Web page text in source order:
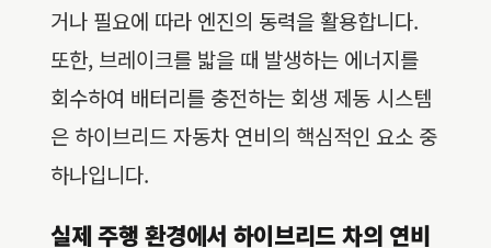
거나 필요에 따라 엔진의 동력을 활용합니다.
또한, 브레이크를 밟을 때 발생하는 에너지를
회수하여 배터리를 충전하는 회생 제동 시스템
은 하이브리드 자동차 연비의 핵심적인 요소 중
하나입니다.
실제 주행 환경에서 하이브리드 차의 연비